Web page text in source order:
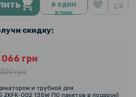
в один
клик
скидку:
066 грн
грн
и трубкой для
ZKFK-002 135W (10 пакетов в подарок)